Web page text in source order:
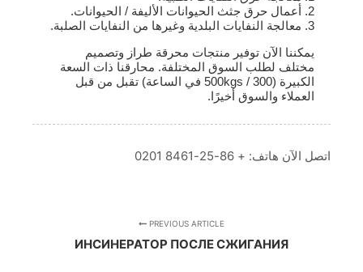
2. أعمال حرق جثث الحيوانات الأليفة / الحيوانات.
3. معالجة النفايات البلدية وغيرها من النفايات الصلبة.
يمكننا الآن توفير منتجات محرقة طراز وتصميم
مختلف لطلب السوق المختلفة. محارقنا ذات السعة
الكبيرة (300 / 500kgs في الساعة) تقبل من قبل
العملاء والسوق أخيرًا.
اتصل الآن هاتف: + 86-25-8461 0201
PREVIOUS ARTICLE
ИНСИНЕРАТОР ПОСЛЕ СЖИГАНИЯ